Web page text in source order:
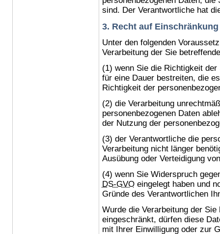
sind. Der Verantwortliche hat
3. Recht auf
Unter den folgenden
Verarbeitung der Sie
(1) wenn Sie die Richtigkeit
für eine Dauer bestreiten, die
Richtigkeit der
(2) die Verarbeitung
personenbezogenen Daten
der Nutzung der
(3) der Verantwortliche die
Verarbeitung nicht länger
Ausübung oder Verteidigung
(4) wenn Sie Widerspruch
DS-GVOeingelegt haben und
Gründe des Verantwortlichen
Wurde die Verarbeitung der
eingeschränkt, dürfen diese
mit Ihrer Einwilligung oder zur